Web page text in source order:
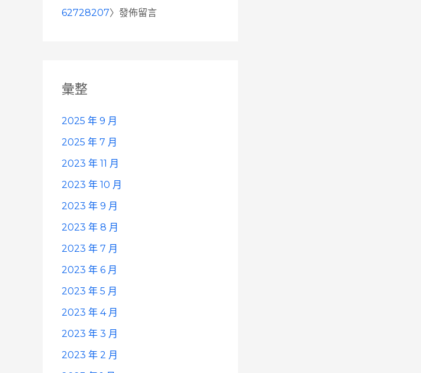
62728207〉發佈留言
彙整
2025 年 9 月
2025 年 7 月
2023 年 11 月
2023 年 10 月
2023 年 9 月
2023 年 8 月
2023 年 7 月
2023 年 6 月
2023 年 5 月
2023 年 4 月
2023 年 3 月
2023 年 2 月